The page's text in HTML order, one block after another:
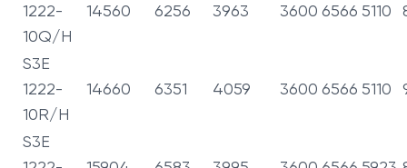
1222-
10Q/H
14560 6256 3963 3600 6566 5110
S3E
1222-
10R/H
14660 6351 4059 3600 6566 5110
S3E